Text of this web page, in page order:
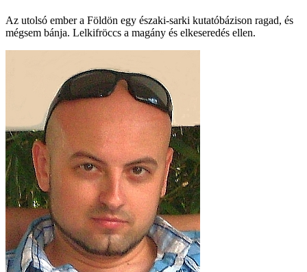
Az utolsó ember a Földön egy északi-sarki kutatóbázison ragad, és
mégsem bánja. Lelkifröccs a magány és elkeseredés ellen.